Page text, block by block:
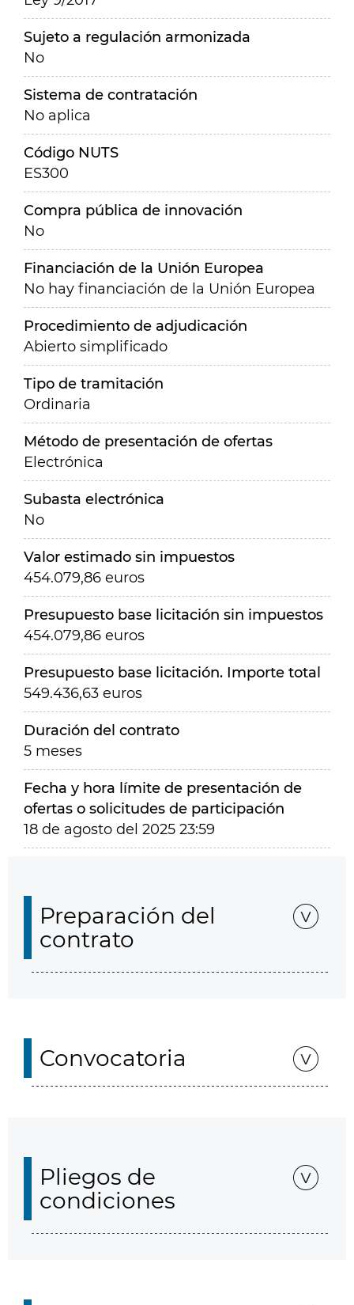
Sujeto a regulación armonizada
No
Sistema de contratación
No aplica
Código NUTS
ES300
Compra pública de innovación
No
Financiación de la Unión Europea
No hay financiación de la Unión Europea
Procedimiento de adjudicación
Abierto simplificado
Tipo de tramitación
Ordinaria
Método de presentación de ofertas
Electrónica
Subasta electrónica
No
Valor estimado sin impuestos
454.079,86 euros
Presupuesto base licitación sin impuestos
454.079,86 euros
Presupuesto base licitación. Importe total
549.436,63 euros
Duración del contrato
5 meses
Fecha y hora límite de presentación de
ofertas o solicitudes de participación
18 de agosto del 2025 23:59
Preparación del
contrato
Convocatoria
Pliegos de
condiciones